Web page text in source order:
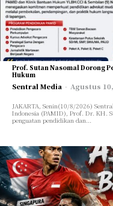
Prof. Sutan Nasomal Dorong
Hukum
Sentral Media - Agustus
JAKARTA, Senin(10/8/2026)
Indonesia (PAMID), Prof. Dr. KH.
penguatan pendidikan dan...